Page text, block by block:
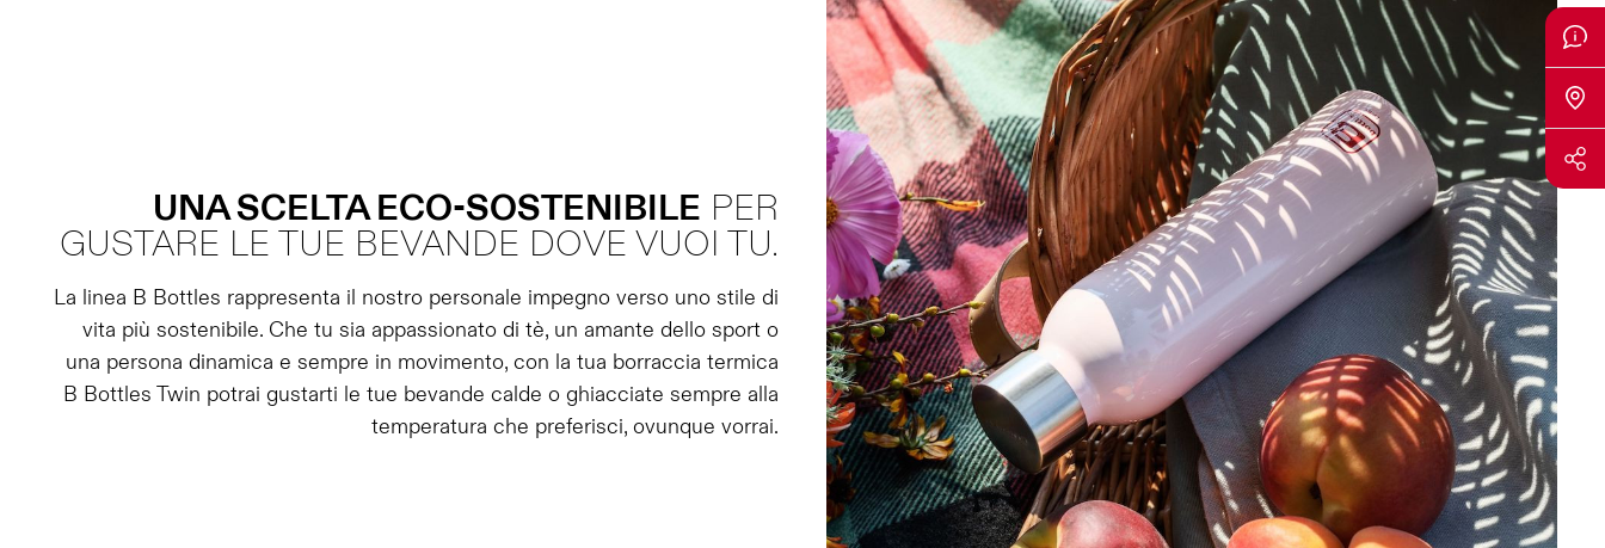
UNA SCELTA ECO-SOSTENIBILE PER
GUSTARE LE TUE BEVANDE DOVE VUOI TU.
La linea B Bottles rappresenta il nostro personale impegno verso uno stile di
vita più sostenibile. Che tu sia appassionato di tè, un amante dello sport o
una persona dinamica e sempre in movimento, con la tua borraccia termica
B Bottles Twin potrai gustarti le tue bevande calde o ghiacciate sempre alla
temperatura che preferisci, ovunque vorrai.